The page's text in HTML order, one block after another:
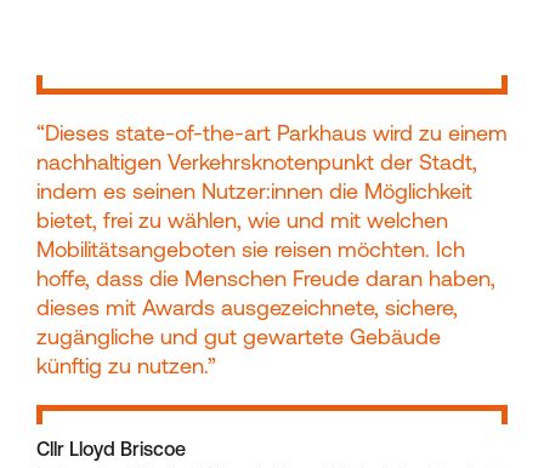
“Dieses state-of-the-art Parkhaus wird zu einem
nachhaltigen Verkehrsknotenpunkt der Stadt,
indem es seinen Nutzer:innen die Möglichkeit
bietet, frei zu wählen, wie und mit welchen
Mobilitätsangeboten sie reisen möchten. Ich
hoffe, dass die Menschen Freude daran haben,
dieses mit Awards ausgezeichnete, sichere,
zugängliche und gut gewartete Gebäude
künftig zu nutzen.”
Cllr Lloyd Briscoe